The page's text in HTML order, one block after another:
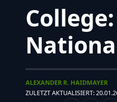
ZULETZT AKTUALISIERT:
ALEXANDER R. HAIDMAYER